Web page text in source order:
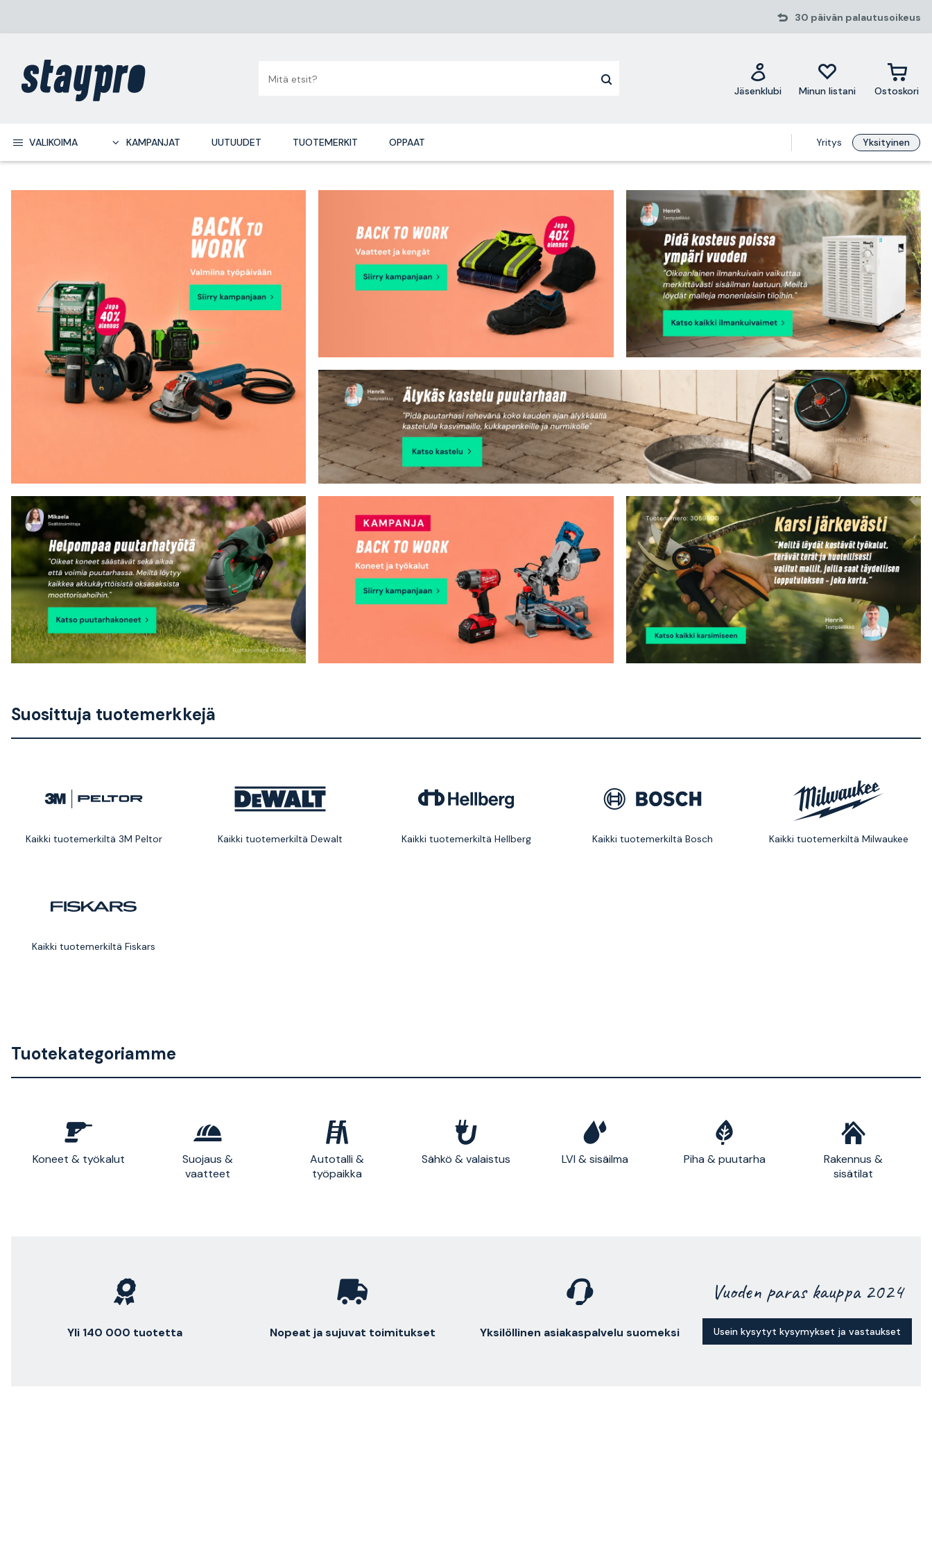
30 päivän palautusoikeus
Jäsenklubi Minun listani Ostoskori
VALIKOIMA KAMPANJAT UUTUUDET TUOTEMERKIT OPPAAT Yritys Yksityinen
Suosittuja tuotemerkkejä
Kaikki tuotemerkiltä 3M Peltor Kaikki tuotemerkiltä Dewalt Kaikki tuotemerkiltä Hellberg Kaikki tuotemerkiltä Bosch Kaikki tuotemerkiltä Milwaukee
Kaikki tuotemerkiltä Fiskars
Tuotekategoriamme
Koneet & työkalut
Suojaus &
vaatteet
Autotalli &
työpaikka
Sähkö & valaistus LVI & sisäilma Piha & puutarha
Rakennus &
sisätilat
Yli 140 000 tuotetta Nopeat ja sujuvat toimitukset Yksilöllinen asiakaspalvelu suomeksi
Vuoden paras kauppa 2024
Usein kysytyt kysymykset ja vastaukset